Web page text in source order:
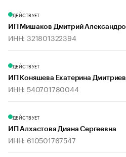
ДЕЙСТВУЕТ
ИП Мишаков Дмитрий
ИНН: 321801322394
ДЕЙСТВУЕТ
ИП Коняшева Екатерина
ИНН: 540701780044
ДЕЙСТВУЕТ
ИП Алхастова Диана Сергеевна
ИНН: 610501767547